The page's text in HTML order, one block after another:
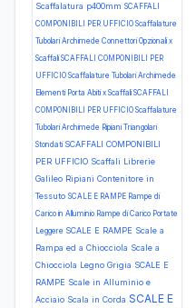
Scaffalatura p400mm SCAFFALI
COMPONIBILI PER UFFICIO Scaffalature
Tubolari Archimede Connettori Opzionali x
ScaffaliSCAFFALI COMPONIBILI PER
UFFICIO Scaffalature Tubolari Archimede
Elementi Porta Abiti x ScaffaliSCAFFALI
COMPONIBILI PER UFFICIO Scaffalature
Tubolari Archimede Ripiani Triangolari
Stondati SCAFFALI COMPONIBILI
PER UFFICIO Scaffali Librerie
Galileo Ripiani Contenitore in
Tessuto SCALE E RAMPE Rampe di
Carico in Alluminio Rampe di Carico Portate
Leggere SCALE E RAMPE Scale a
Rampa ed a Chiocciola Scale a
Chiocciola Legno Grigia SCALE E
RAMPE Scale in Alluminio e
Acciaio Scala in Corda SCALE E